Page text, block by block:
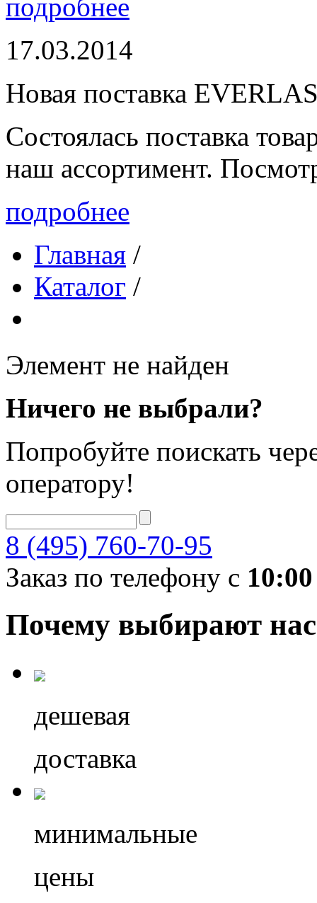
подробнее
17.03.2014
Новая поставка
Состоялась поставка
наш ассортимент.
подробнее
Главная /
Каталог /
Элемент не найден
Ничего не выбрали?
Попробуйте поискать
оператору!
8 (495) 760-70-95
Заказ по телефону с 10:00
Почему выбирают нас
дешевая
доставка
минимальные
цены